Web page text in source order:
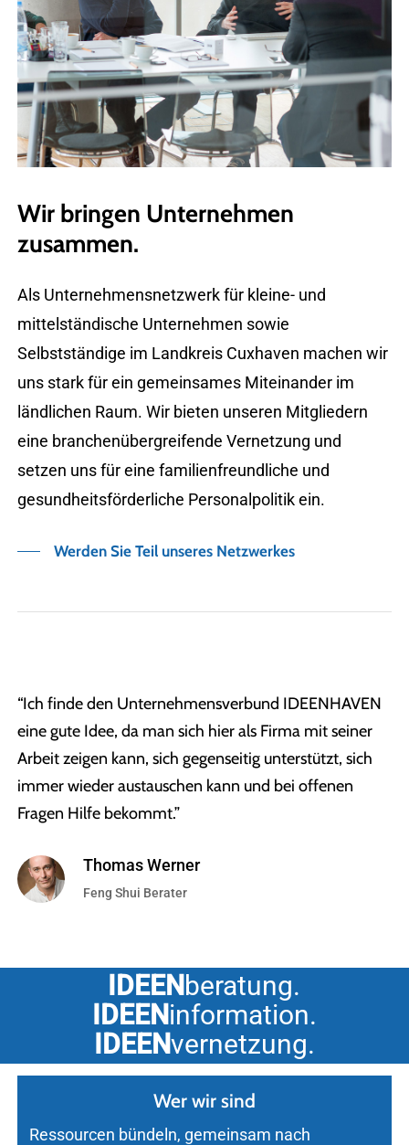
Wir bringen Unternehmen
zusammen.
Als Unternehmensnetzwerk für kleine- und
mittelständische Unternehmen sowie
Selbstständige im Landkreis Cuxhaven machen wir
uns stark für ein gemeinsames Miteinander im
ländlichen Raum. Wir bieten unseren Mitgliedern
eine branchenübergreifende Vernetzung und
setzen uns für eine familienfreundliche und
gesundheitsförderliche Personalpolitik ein.
Werden Sie Teil unseres Netzwerkes
“Ich finde den Unternehmensverbund IDEENHAVEN
eine gute Idee, da man sich hier als Firma mit seiner
Arbeit zeigen kann, sich gegenseitig unterstützt, sich
immer wieder austauschen kann und bei offenen
Fragen Hilfe bekommt.”
Thomas Werner
Feng Shui Berater
IDEEN beratung.
IDEEN information.
IDEENvernetzung.
Wer wir sind
Ressourcen bündeln, gemeinsam nach